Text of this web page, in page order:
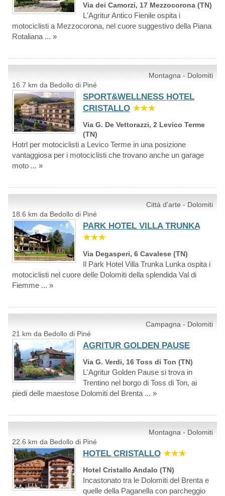
Via dei Camorzi, 17 Mezzocorona (TN)
L'Agritur Antico Fienile ospita i
motociclisti a Mezzocorona, nel cuore suggestivo della Piana
Rotaliana ... »
Montagna - Dolomiti
16.7 km da Bedollo di Piné
SPORT&WELLNESS HOTEL
CRISTALLO ★★★
Via G. De Vettorazzi, 2 Levico Terme
(TN)
Hotrl per motociclisti a Levico Terme in una posizione
vantaggiosa per i motociclisti che trovano anche un garage
moto ... »
Città d'arte - Dolomiti
18.6 km da Bedollo di Piné
PARK HOTEL VILLA TRUNKA
★★★
Via Degasperi, 6 Cavalese (TN)
Il Park Hotel Villa Trunka Lunka ospita i
motociclisti nel cuore delle Dolomiti della splendida Val di
Fiemme ... »
Campagna - Dolomiti
21 km da Bedollo di Piné
AGRITUR GOLDEN PAUSE
Via G. Verdi, 16 Toss di Ton (TN)
L'Agritur Golden Pause si trova in
Trentino nel borgo di Toss di Ton, ai
piedi delle maestose Dolomiti del Brenta ... »
Montagna - Dolomiti
22.6 km da Bedollo di Piné
HOTEL CRISTALLO ★★★
Hotel Cristallo Andalo (TN)
Incastonato tra le Dolomiti del Brenta e
quelle della Paganella con parcheggio